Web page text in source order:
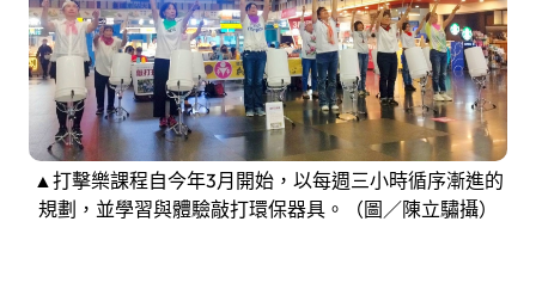
▲打擊樂課程自今年3月開始，以每週三小時循序漸進的
規劃，並學習與體驗敲打環保器具。（圖／陳立驌攝）